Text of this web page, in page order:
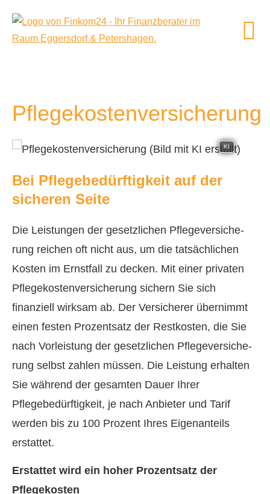
Pflegekostenversicherung
KI
Bei Pflegebedürftigkeit auf der
sicheren Seite
Die Leistungen der gesetzlichen Pflege­ver­si­che­
rung reichen oft nicht aus, um die tatsächlichen
Kosten im Ernstfall zu decken. Mit einer privaten
Pflegekostenversicherung sichern Sie sich
finanziell wirksam ab. Der Versicherer übernimmt
einen festen Prozentsatz der Restkosten, die Sie
nach Vorleistung der gesetzlichen Pflege­ver­si­che­
rung selbst zahlen müssen. Die Leistung erhalten
Sie während der gesamten Dauer Ihrer
Pflegebedürftigkeit, je nach Anbieter und Tarif
werden bis zu 100 Prozent Ihres Eigenanteils
erstattet.
Erstattet wird ein hoher Prozentsatz der
Pflegekosten